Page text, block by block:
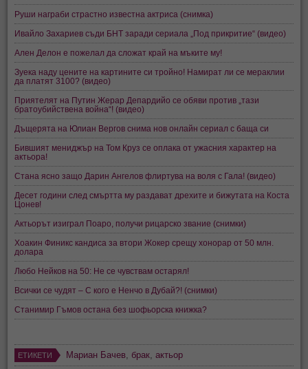
Руши награби страстно известна актриса (снимка)
Ивайло Захариев съди БНТ заради сериала „Под прикритие“ (видео)
Ален Делон е пожелал да сложат край на мъките му!
Зуека наду цените на картините си тройно! Намират ли се мераклии
да платят 3100? (видео)
Приятелят на Путин Жерар Депардийо се обяви против „тази
братоубийствена война“! (видео)
Дъщерята на Юлиан Вергов снима нов онлайн сериал с баща си
Бившият мениджър на Том Круз се оплака от ужасния характер на
актьора!
Стана ясно защо Дарин Ангелов флиртува на воля с Гала! (видео)
Десет години след смъртта му раздават дрехите и бижутата на Коста
Цонев!
Актьорът изиграл Поаро, получи рицарско звание (снимки)
Хоакин Финикс кандиса за втори Жокер срещу хонорар от 50 млн.
долара
Любо Нейков на 50: Не се чувствам остарял!
Всички се чудят – С кого е Ненчо в Дубай?! (снимки)
Станимир Гъмов остана без шофьорска книжка?
ЕТИКЕТИ Мариан Бачев брак ,актьор